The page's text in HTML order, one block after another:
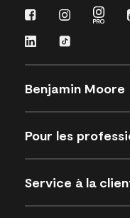
Benjamin Moore
Pour les
Service à la